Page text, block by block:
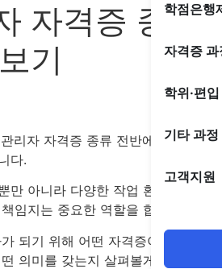
학점은행
자격증 과
학위·편
기타 과정
고객지원
자격증 종류
기
리자 자격증 종류 전반에 대해
다.
만 아니라 다양한 작업 환경에서
임지는 중요한 역할을 합니다.
되기 위해 어떤 자격증이 필요한지,
의미를 갖는지 살펴볼게요!